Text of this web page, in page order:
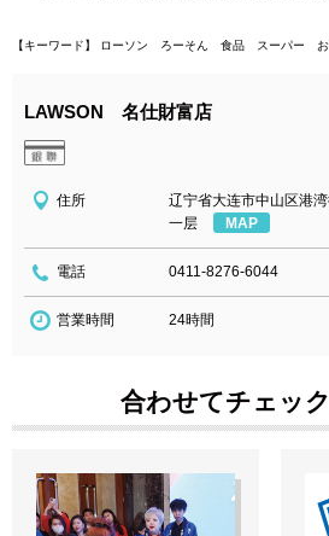
【キーワード】 ローソン ろーそん 食品 スーパー
LAWSON 名仕財富店
住所
辽宁省大连市中山区港
一层
MAP
電話 0411-8276-6044
営業時間 24時間
合わせてチェッ